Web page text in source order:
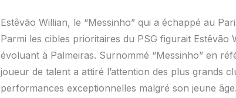
Estêvão Willian, le “Messinho” qui a échappé au
Parmi les cibles prioritaires du PSG figurait Estêvão
évoluant à Palmeiras. Surnommé “Messinho” en
joueur de talent a attiré l’attention des plus grands
performances exceptionnelles malgré son jeune